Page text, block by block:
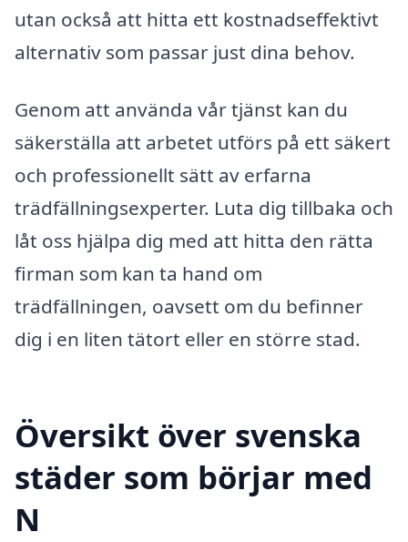
utan också att hitta ett kostnadseffektivt
alternativ som passar just dina behov.
Genom att använda vår tjänst kan du
säkerställa att arbetet utförs på ett säkert
och professionellt sätt av erfarna
trädfällningsexperter. Luta dig tillbaka och
låt oss hjälpa dig med att hitta den rätta
firman som kan ta hand om
trädfällningen, oavsett om du befinner
dig i en liten tätort eller en större stad.
Översikt över svenska
städer som börjar med
N